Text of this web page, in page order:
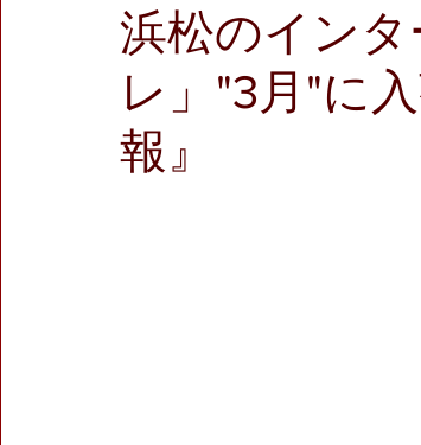
浜松市野店 サンストリート浜
浜松のイン
レ」"3月"に
報』